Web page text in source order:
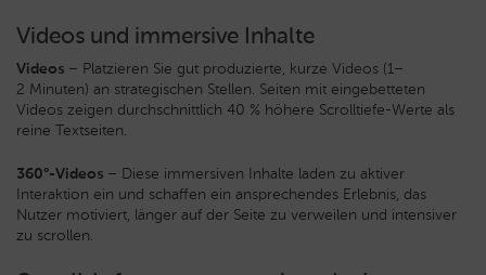
Videos und immersive Inhalte
Videos – Platzieren Sie gut produzierte, kurze Videos (1–
2 Minuten) an strategischen Stellen. Seiten mit eingebetteten
Videos zeigen durchschnittlich 40 % höhere Scrolltiefe-Werte als
reine Textseiten.
360°-Videos – Diese immersiven Inhalte laden zu aktiver
Interaktion ein und schaffen ein ansprechendes Erlebnis, das
Nutzer motiviert, länger auf der Seite zu verweilen und intensiver
zu scrollen.